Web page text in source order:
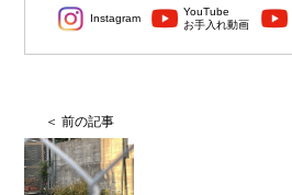
Instagram
YouTube
お手入れ動画